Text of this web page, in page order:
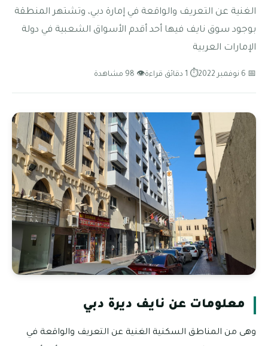
الغنية عن التعريف والواقعة في إمارة دبي، وتشتهر المنطقة
بوجود سوق نايف فيها أحد أقدم الأسواق الشعبية في دولة
الإمارات العربية
📅 6 نوفمبر 2022 ⏱ 1 دقائق قراءة 👁 98 مشاهدة
معلومات عن نايف ديرة دبي
وهى من المناطق السكنية الغنية عن التعريف والواقعة في